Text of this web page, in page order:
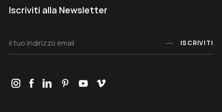
Iscriviti alla Newsletter
ISCRIVITI